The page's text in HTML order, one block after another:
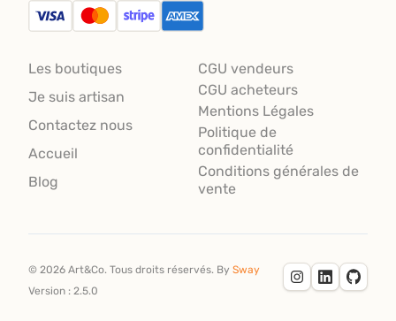
Les boutiques
Je suis artisan
Contactez nous
Accueil
Blog
CGU vendeurs
CGU acheteurs
Mentions Légales
Politique de
confidentialité
Conditions générales de
vente
© 2026 Art&Co. Tous droits réservés. By Sway
Version : 2.5.0